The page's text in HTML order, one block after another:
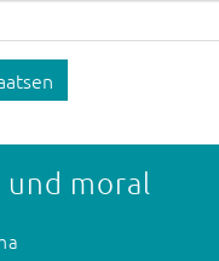
und moral